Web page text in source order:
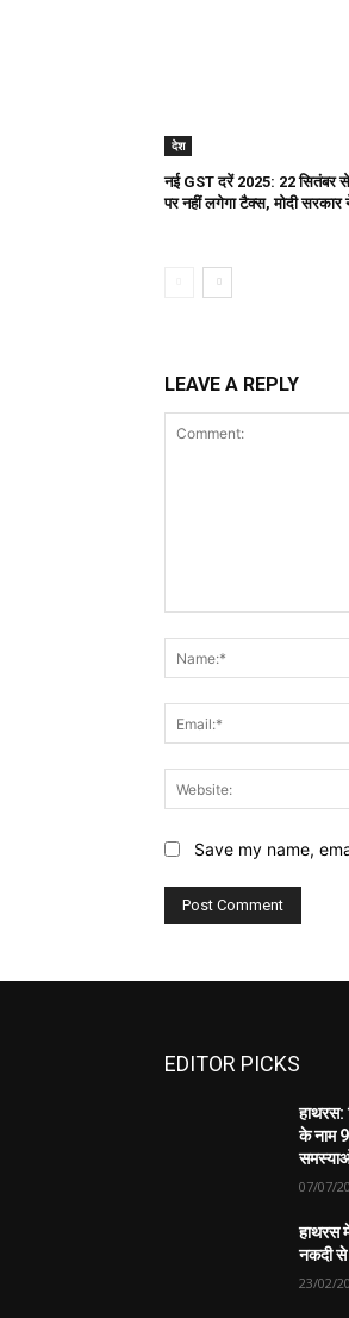
देश
नई GST दरें 2025: 22 सितंबर से
पर नहीं लगेगा टैक्स, मोदी सरकार
LEAVE A REPLY
Save my name,
EDITOR PICKS
हाथरस:
के नाम 9
07/07/
हाथरस
नकदी से
23/02/